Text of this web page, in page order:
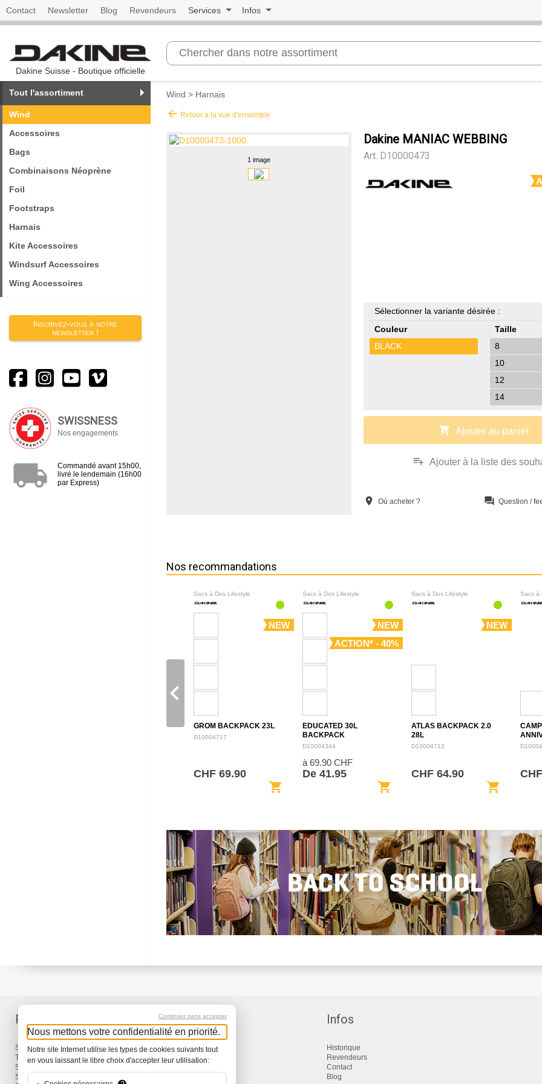
Contact Newsletter Blog Revendeurs Services Infos
Dakine Suisse - Boutique officielle
Tout l'assortiment
Wind
Accessoires
Bags
Combinaisons Néoprène
Foil
Footstraps
Harnais
Kite Accessoires
Windsurf Accessoires
Wing Accessoires
Inscrivez-vous à notre
newsletter !
SWISSNESS
Nos engagements
local_shipping
Commandé avant 15h00,
livré le lendemain (16h00
par Express)
Wind > Harnais
arrow_back Retour à la vue d'ensemble
1 image
Dakine MANIAC WEBBING
Art. D10000473
Sélectionner la variante désirée :
Couleur
BLACK
Taille
8
10
12
14
shopping_cart Ajouter au panier
playlist_add Ajouter à la liste des
location_on Où acheter ? question_answer Question /
Nos recommandations
Sacs à Dos Lifestyle
NEW
GROM BACKPACK 23L
D10004717
CHF 69.90
shopping_cart
Sacs à Dos Lifestyle
NEW
ACTION* - 40%
EDUCATED 30L
BACKPACK
D10004344
à 69.90 CHF
De 41.95
shopping_cart
Sacs à Dos Lifestyle
NEW
ATLAS BACKPACK 2.0
28L
D10004712
CHF 64.90
shopping_cart
Sacs à
navigate_before
Produits
Sacs à dos et Sacs
Travel
Snow
Surf
Services
Livraison
Garantie
Infos
Historique
Revendeurs
Contact
Blog
Continuer sans accepter
Nous mettons votre confidentialité en priorité.
Notre site Internet utilise les types de cookies suivants tout
en vous laissant le libre choix d'accepter leur utilisation: